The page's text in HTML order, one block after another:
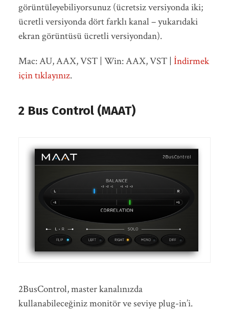
görüntüleyebiliyorsunuz (ücretsiz versiyonda iki;
ücretli versiyonda dört farklı kanal – yukarıdaki
ekran görüntüsü ücretli versiyondan).
Mac: AU, AAX, VST | Win: AAX, VST | İndirmek
için tıklayınız.
2 Bus Control (MAAT)
2BusControl, master kanalınızda
kullanabileceğiniz monitör ve seviye plug-in’i.